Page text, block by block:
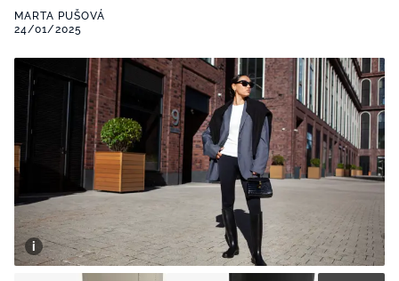
Seberozvoj
ZDRAVÍ
Životní styl
ZÁBAVA
Všechny kategorie
Testy a kvízy
BYDLENÍ
Všechny kategorie
Tvoření
Rady a tipy
BurdaMedia
Extra
SVĚT ŽENY - 599 KČ
ROČNÍ PŘEDPLATNÉ SVĚT ŽENY +
SADA PRODUKTŮ MANA (10 ks)
MARTA PUŠOVÁ
24/01/2025